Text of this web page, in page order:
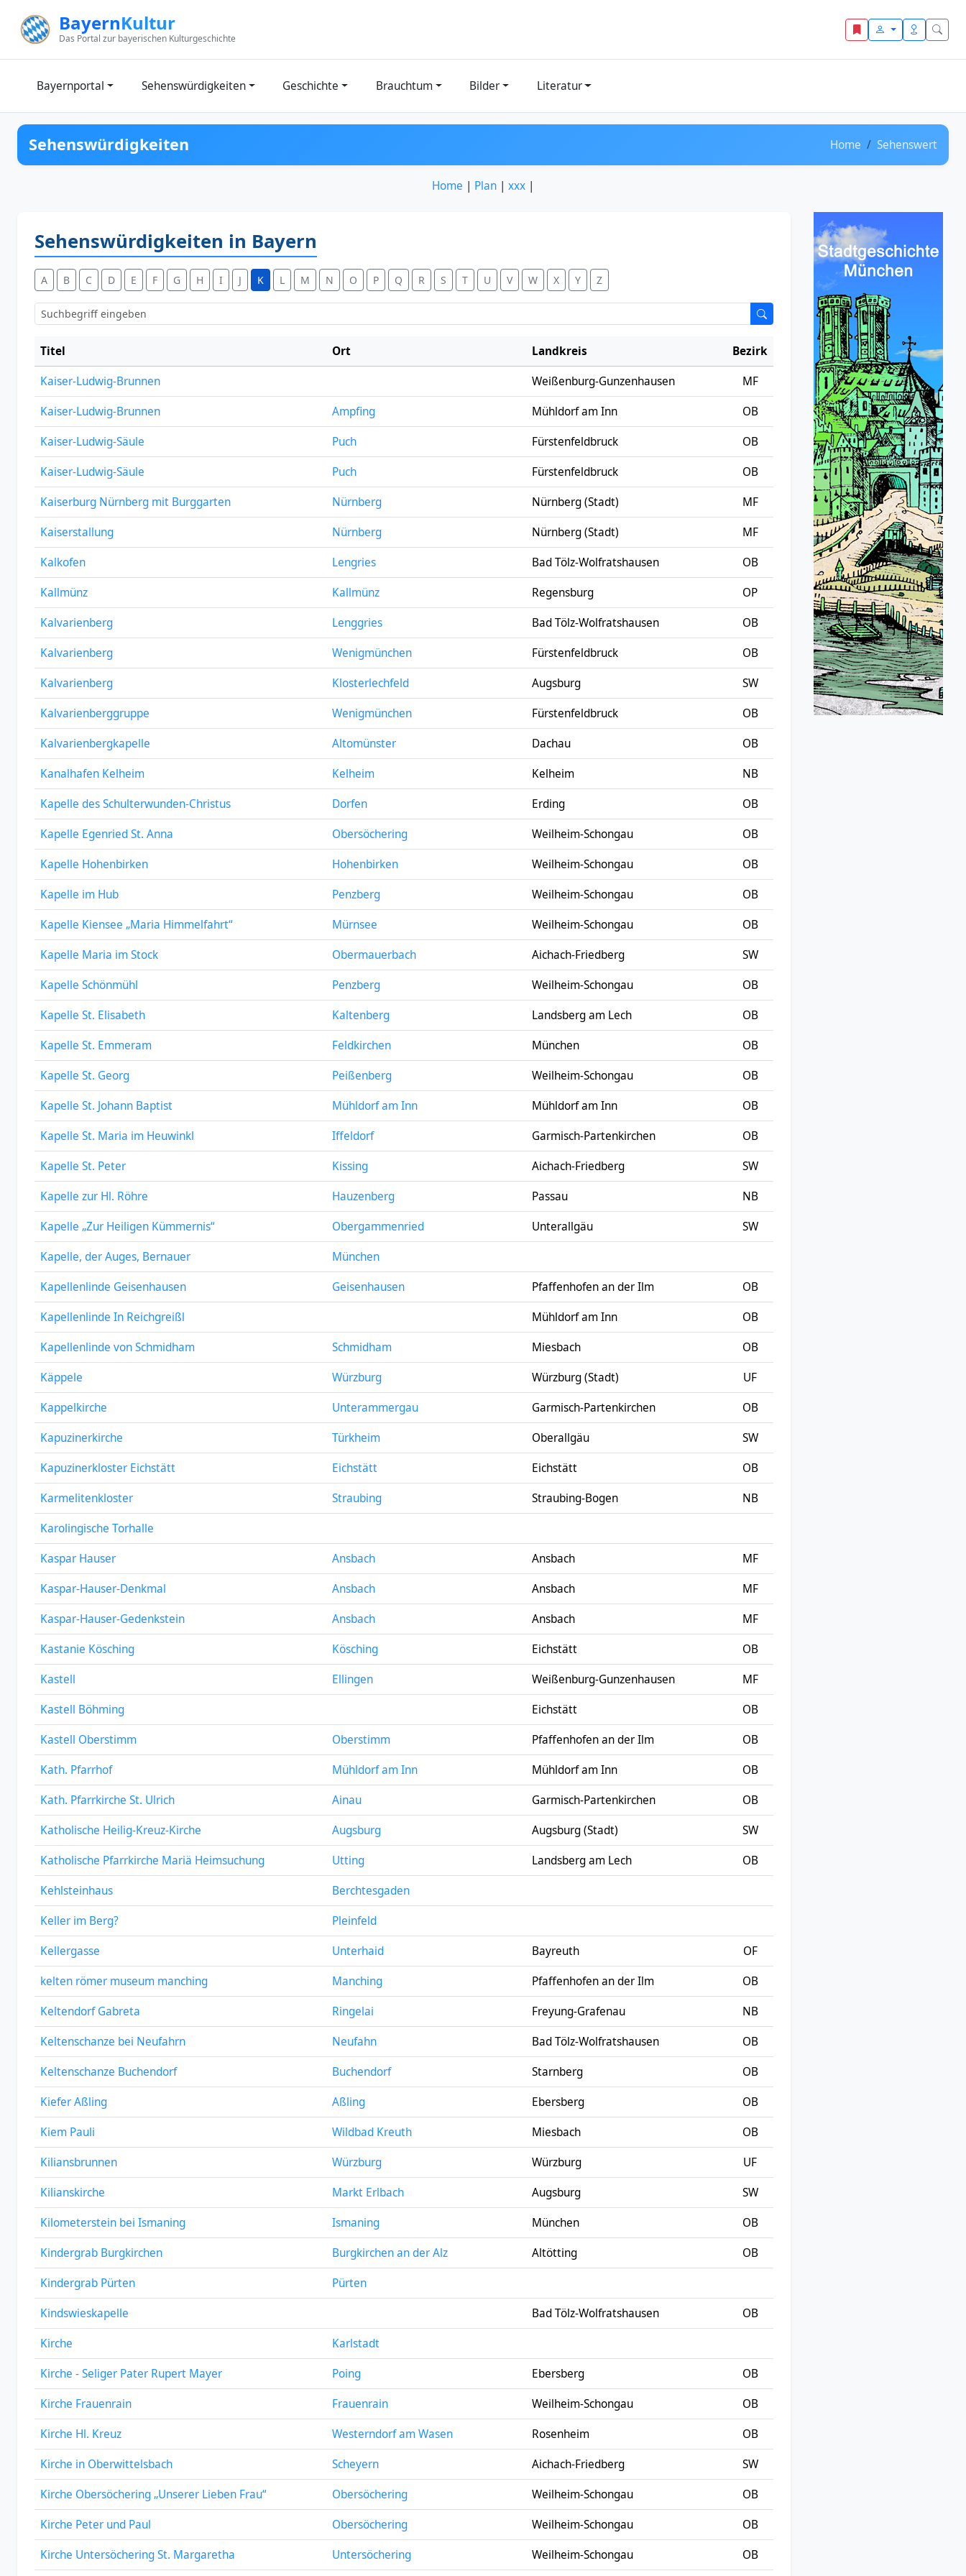
BayernKultur
Das Portal zur bayerischen Kulturgeschichte
Bayernportal Sehenswürdigkeiten Geschichte Brauchtum Bilder Literatur
Sehenswürdigkeiten Home Sehenswert
Home | Plan | xxx |
Sehenswürdigkeiten in Bayern
A B C D E F G H I J K L M N O P Q R S T U V W X Y Z
Titel Ort Landkreis
Bezirk
Kaiser-Ludwig-Brunnen
Weißenburg-Gunzenhausen
MF
Kaiser-Ludwig-Brunnen
Ampfing Mühldorf am Inn
OB
Kaiser-Ludwig-Säule
Puch Fürstenfeldbruck
OB
Kaiser-Ludwig-Säule
Puch Fürstenfeldbruck
OB
Kaiserburg Nürnberg mit Burggarten
Nürnberg Nürnberg (Stadt)
MF
Kaiserstallung
Nürnberg Nürnberg (Stadt)
MF
Kalkofen
Lengries Bad Tölz-Wolfratshausen
OB
Kallmünz
Kallmünz Regensburg
OP
Kalvarienberg
Lenggries Bad Tölz-Wolfratshausen
OB
Kalvarienberg
Wenigmünchen Fürstenfeldbruck
OB
Kalvarienberg
Klosterlechfeld Augsburg
SW
Kalvarienberggruppe
Wenigmünchen Fürstenfeldbruck
OB
Kalvarienbergkapelle
Altomünster Dachau
OB
Kanalhafen Kelheim
Kelheim Kelheim
NB
Kapelle des Schulterwunden-Christus
Dorfen Erding
OB
Kapelle Egenried St. Anna
Obersöchering Weilheim-Schongau
OB
Kapelle Hohenbirken
Hohenbirken Weilheim-Schongau
OB
Kapelle im Hub
Penzberg Weilheim-Schongau
OB
Kapelle Kiensee „Maria Himmelfahrt“
Mürnsee Weilheim-Schongau
OB
Kapelle Maria im Stock
Obermauerbach Aichach-Friedberg
SW
Kapelle Schönmühl
Penzberg Weilheim-Schongau
OB
Kapelle St. Elisabeth
Kaltenberg Landsberg am Lech
OB
Kapelle St. Emmeram
Feldkirchen München
OB
Kapelle St. Georg
Peißenberg Weilheim-Schongau
OB
Kapelle St. Johann Baptist
Mühldorf am Inn Mühldorf am Inn
OB
Kapelle St. Maria im Heuwinkl
Iffeldorf Garmisch-Partenkirchen
OB
Kapelle St. Peter
Kissing Aichach-Friedberg
SW
Kapelle zur Hl. Röhre
Hauzenberg Passau
NB
Kapelle „Zur Heiligen Kümmernis“
Obergammenried Unterallgäu
SW
Kapelle, der Auges, Bernauer
München
Kapellenlinde Geisenhausen
Geisenhausen Pfaffenhofen an der Ilm
OB
Kapellenlinde In Reichgreißl
Mühldorf am Inn
OB
Kapellenlinde von Schmidham
Schmidham Miesbach
OB
Käppele
Würzburg Würzburg (Stadt)
UF
Kappelkirche
Unterammergau Garmisch-Partenkirchen
OB
Kapuzinerkirche
Türkheim Oberallgäu
SW
Kapuzinerkloster Eichstätt
Eichstätt Eichstätt
OB
Karmelitenkloster
Straubing Straubing-Bogen
NB
Karolingische Torhalle
Kaspar Hauser
Ansbach Ansbach
MF
Kaspar-Hauser-Denkmal
Ansbach Ansbach
MF
Kaspar-Hauser-Gedenkstein
Ansbach Ansbach
MF
Kastanie Kösching
Kösching Eichstätt
OB
Kastell
Ellingen Weißenburg-Gunzenhausen
MF
Kastell Böhming
Eichstätt
OB
Kastell Oberstimm
Oberstimm Pfaffenhofen an der Ilm
OB
Kath. Pfarrhof
Mühldorf am Inn Mühldorf am Inn
OB
Kath. Pfarrkirche St. Ulrich
Ainau Garmisch-Partenkirchen
OB
Katholische Heilig-Kreuz-Kirche
Augsburg Augsburg (Stadt)
SW
Katholische Pfarrkirche Mariä Heimsuchung
Utting Landsberg am Lech
OB
Kehlsteinhaus
Berchtesgaden
Keller im Berg?
Pleinfeld
Kellergasse
Unterhaid Bayreuth
OF
kelten römer museum manching
Manching Pfaffenhofen an der Ilm
OB
Keltendorf Gabreta
Ringelai Freyung-Grafenau
NB
Keltenschanze bei Neufahrn
Neufahn Bad Tölz-Wolfratshausen
OB
Keltenschanze Buchendorf
Buchendorf Starnberg
OB
Kiefer Aßling
Aßling Ebersberg
OB
Kiem Pauli
Wildbad Kreuth Miesbach
OB
Kiliansbrunnen
Würzburg Würzburg
UF
Kilianskirche
Markt Erlbach Augsburg
SW
Kilometerstein bei Ismaning
Ismaning München
OB
Kindergrab Burgkirchen
Burgkirchen an der Alz Altötting
OB
Kindergrab Pürten
Pürten
Kindswieskapelle
Bad Tölz-Wolfratshausen
OB
Kirche
Karlstadt
Kirche - Seliger Pater Rupert Mayer
Poing Ebersberg
OB
Kirche Frauenrain
Frauenrain Weilheim-Schongau
OB
Kirche Hl. Kreuz
Westerndorf am Wasen Rosenheim
OB
Kirche in Oberwittelsbach
Scheyern Aichach-Friedberg
SW
Kirche Obersöchering „Unserer Lieben Frau“
Obersöchering Weilheim-Schongau
OB
Kirche Peter und Paul
Obersöchering Weilheim-Schongau
OB
Kirche Untersöchering St. Margaretha
Untersöchering Weilheim-Schongau OB